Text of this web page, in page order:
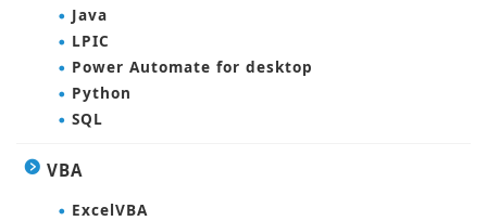
Java
LPIC
Power Automate for desktop
Python
SQL
VBA
ExcelVBA